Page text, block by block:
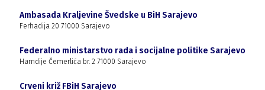
Ambasada Kraljevine Švedske u BiH Sarajevo
Ferhadija 20 71000 Sarajevo
Federalno ministarstvo rada i socijalne politike Sarajevo
Hamdije Čemerlića br. 2 71000 Sarajevo
Crveni križ FBiH Sarajevo